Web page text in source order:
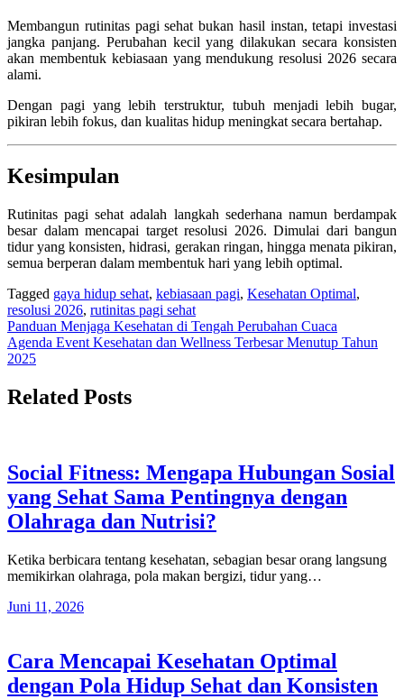
Membangun rutinitas pagi sehat bukan hasil instan, tetapi investasi
jangka panjang. Perubahan kecil yang dilakukan secara konsisten
akan membentuk kebiasaan yang mendukung resolusi 2026 secara
alami.
Dengan pagi yang lebih terstruktur, tubuh menjadi lebih bugar,
pikiran lebih fokus, dan kualitas hidup meningkat secara bertahap.
Kesimpulan
Rutinitas pagi sehat adalah langkah sederhana namun berdampak
besar dalam mencapai target resolusi 2026. Dimulai dari bangun
tidur yang konsisten, hidrasi, gerakan ringan, hingga menata pikiran,
semua berperan dalam membentuk hari yang lebih optimal.
Tagged gaya hidup sehat, kebiasaan pagi, Kesehatan Optimal,
resolusi 2026, rutinitas pagi sehat
Navigasi
pos
Panduan Menjaga Kesehatan di Tengah Perubahan Cuaca
Agenda Event Kesehatan dan Wellness Terbesar Menutup Tahun
2025
Related Posts
Social Fitness: Mengapa Hubungan Sosial
yang Sehat Sama Pentingnya dengan
Olahraga dan Nutrisi?
Ketika berbicara tentang kesehatan, sebagian besar orang langsung
memikirkan olahraga, pola makan bergizi, tidur yang…
Juni 11, 2026
Cara Mencapai Kesehatan Optimal
dengan Pola Hidup Sehat dan Konsisten